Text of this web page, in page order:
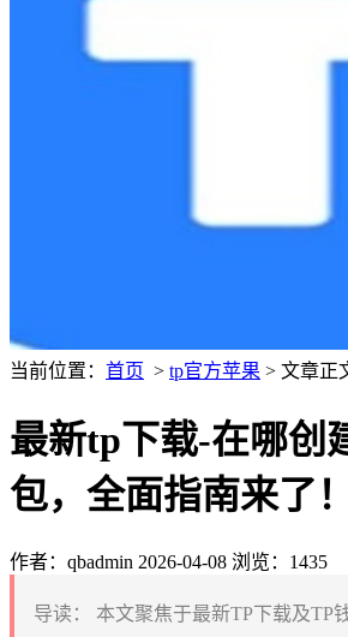
当前位置： 首页 > tp官方苹果 > 文章正
最新tp下载-在哪创
包，全面指南来了！
作者：qbadmin 2026-04-08 浏览：1435
导读：
本文聚焦于最新TP下载及TP